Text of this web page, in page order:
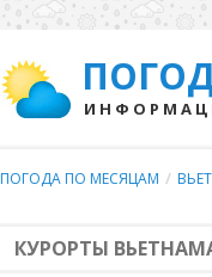
ПОГОДА ПО МЕСЯЦАМ /
КУРОРТЫ